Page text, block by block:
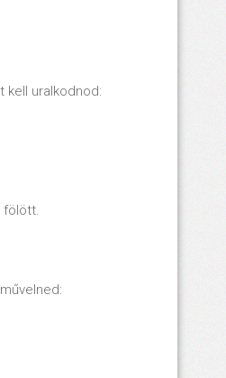
kell uralkodnod:
fölött.